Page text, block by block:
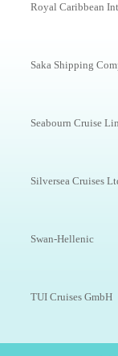
Royal Caribbean
Saka Shipping
Seabourn Cruise
Silversea Cruises
Swan-Hellenic
TUI Cruises GmbH